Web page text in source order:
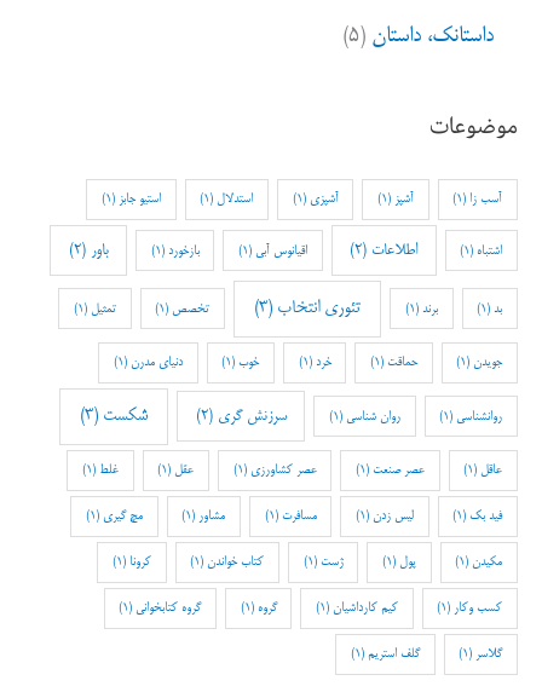
داستانک، داستان (۵)
موضوعات
آسب زا (1) آشپز (1) آشپزی (1) استدلال (1) استیو جابز (1)
اشتباه (1) اطلاعات (2) اقیانوس آبی (1) بازخورد (1) باور (2)
بد(1) برند (1) تئوری انتخاب (3) تخصص (1) تمثیل (1)
جویدن (1) حماقت (1) خرد (1) خوب(1) دنیای مدرن (1)
روانشناسی (1) روان شناسی (1) سرزنش گری (2) شکست (3)
عاقل (1) عصر صنعت (1) عصر کشاورزی (1) عقل (1) غلط (1)
فید بک(1) لیس زدن (1) مسافرت (1) مشاور (1) مچ گیری (1)
مکیدن (1) پول (1) ژست (1) کتاب خواندن (1) کرونا (1)
کسب وکار (1) کیم کارداشیان (1) گروه (1) گروه کتابخوانی (1)
گلاسر (1) گلف استریم (1)